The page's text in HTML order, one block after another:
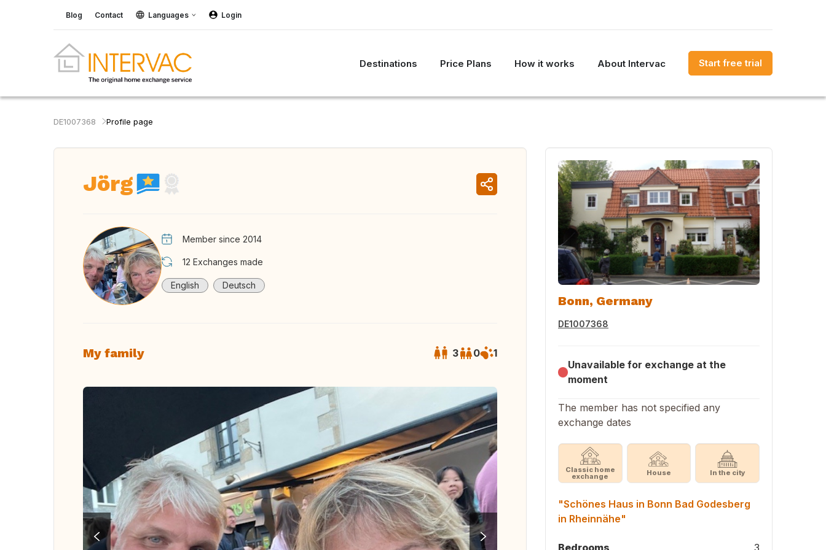
Blog Contact Languages Login
Destinations Price Plans How it works About Intervac Start free trial
DE1007368 Profile page
Jörg
Member since 2014
12 Exchanges made
English Deutsch
My family 3 0 1
Bonn, Germany
DE1007368
Unavailable for exchange at the
moment
The member has not specified any
exchange dates
Classic home
exchange House In the city
"Schönes Haus in Bonn Bad Godesberg
in Rheinnähe"
Bedrooms 3